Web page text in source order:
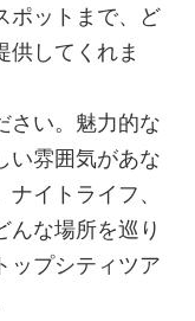
ポットまで、ど
供してくれま
さい。魅力的な
い雰囲気があな
イトライフ、
んな場所を巡り
ップシティツア